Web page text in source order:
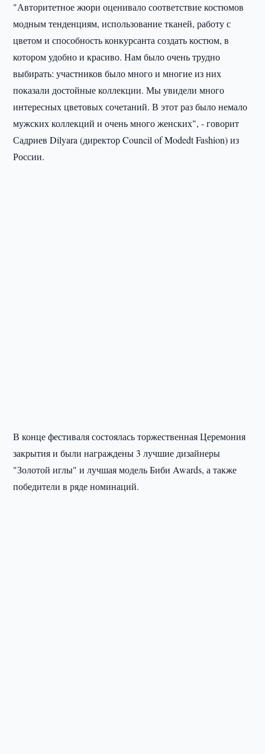
"Авторитетное жюри оценивало соответствие костюмов
модным тенденциям, использование тканей, работу с
цветом и способность конкурсанта создать костюм, в
котором удобно и красиво. Нам было очень трудно
выбирать: участников было много и многие из них
показали достойные коллекции. Мы увидели много
интересных цветовых сочетаний. В этот раз было немало
мужских коллекций и очень много женских", - говорит
Садриев Dilyara (директор Council of Modedt Fashion) из
России.
В конце фестиваля состоялась торжественная Церемония
закрытия и были награждены 3 лучшие дизайнеры
"Золотой иглы" и лучшая модель Биби Awards, а также
победители в ряде номинаций.